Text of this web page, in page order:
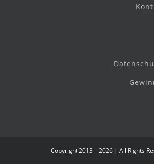
Copyright 2013 – 2026 | All Rights